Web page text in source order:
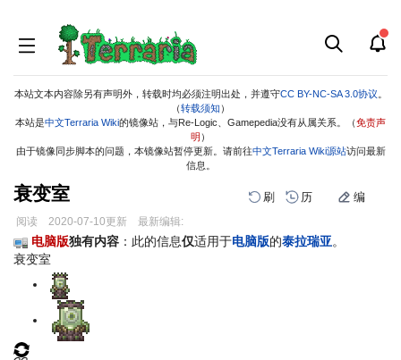
本站文本内容除另有声明外，转载时均必须注明出处，并遵守CC BY-NC-SA 3.0协议
（转载须知 ）
本站是中文Terraria Wiki的镜像站，与Re-Logic、Gamepedia没有从属关系。（免责声
明 ）
由于镜像同步脚本的问题，本镜像站暂停更新。请前往中文Terraria Wiki源站访问最新
信息。
衰变室 刷 历 编
阅读 2020-07-10更新 最新编辑:
跳
到
跳
到
电脑版独有内容 ：此的信息仅适用于电脑版的泰拉瑞亚。
衰变室